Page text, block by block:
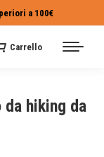
a 100€
Carrello
da hiking da